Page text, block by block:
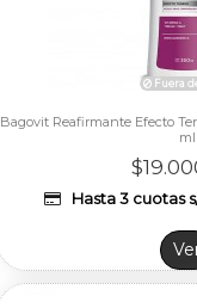
Bagovit Reafirmante Efecto
ml
Hasta 3 cuotas